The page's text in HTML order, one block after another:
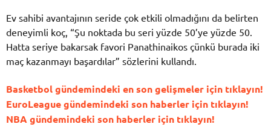
Ev sahibi avantajının seride çok etkili olmadığını da belirten
deneyimli koç, “Şu noktada bu seri yüzde 50’ye yüzde 50.
Hatta seriye bakarsak favori Panathinaikos çünkü burada iki
maç kazanmayı başardılar” sözlerini kullandı.
Basketbol gündemindeki en son gelişmeler için tıklayın!
EuroLeague gündemindeki son haberler için tıklayın!
NBA gündemindeki son haberler için tıklayın!